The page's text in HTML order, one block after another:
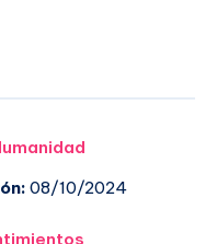
08/10/2024